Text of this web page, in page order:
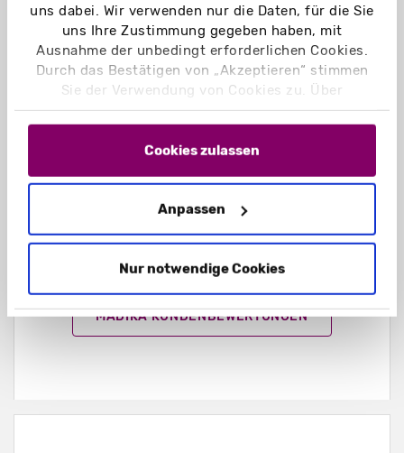
uns dabei. Wir verwenden nur die Daten, für die Sie
uns Ihre Zustimmung gegeben haben, mit
Ausnahme der unbedingt erforderlichen Cookies.
Durch das Bestätigen von „Akzeptieren“ stimmen
Sie der Verwendung von Cookies zu. Über
„Einstellungen“ können Sie auswählen, welche
Cookies Sie zulassen. Hier finden Sie unser
und unsereDatenschutzerklärung
Cookies zulassen
Anpassen
Nur notwendige Cookies
Was sagen die Kunden von
madika?
Interessiert an weiteren
Kundenbewertungen? Hier
lesen Sie noch mehr
Meinungen von echten
madika-Kunden:
MADIKA KUNDENBEWERTUNGEN